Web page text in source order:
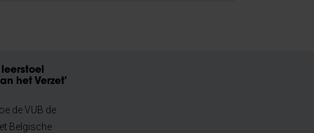
het Verzet'
de VUB de
Belgische